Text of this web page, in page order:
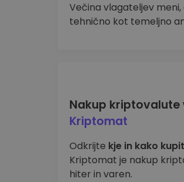
Večina vlagateljev
tehnično kot temeljno
Nakup
Kriptomat
Odkrijte kje in kako
Kriptomat je nakup
hiter in varen.